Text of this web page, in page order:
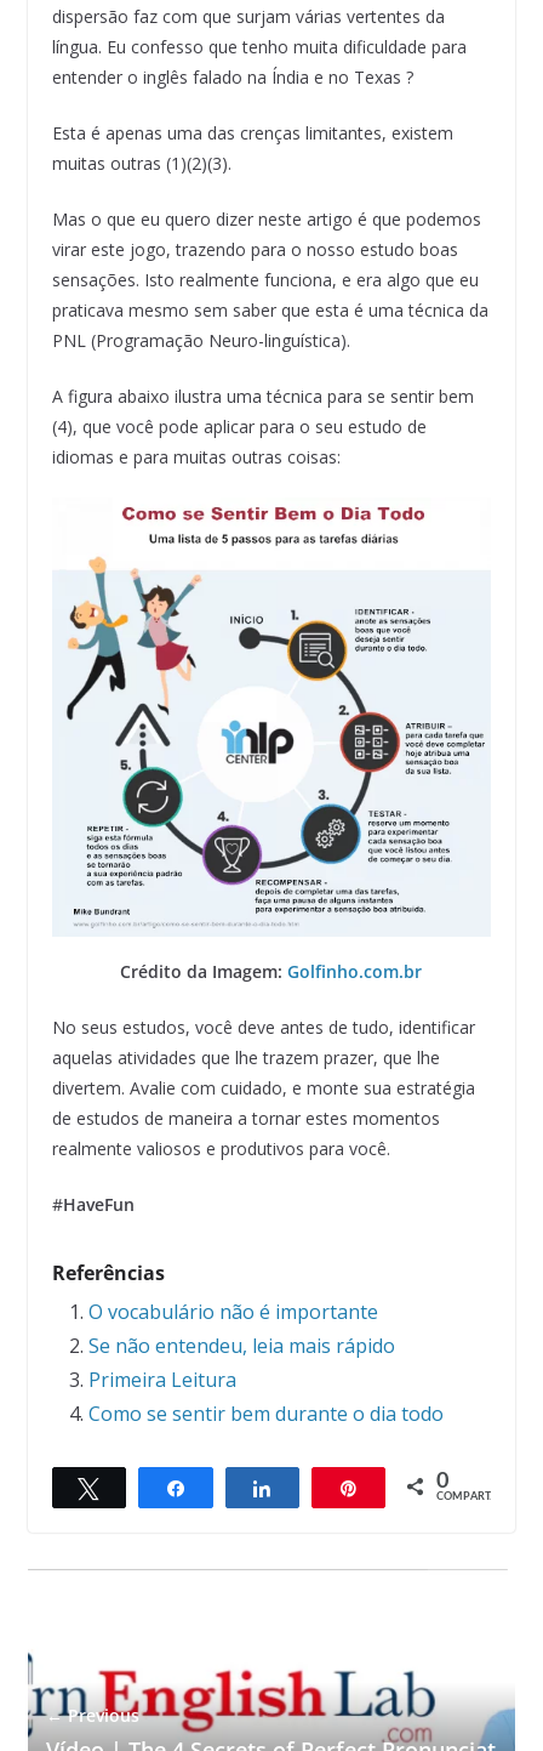
dispersão faz com que surjam várias vertentes da
língua. Eu confesso que tenho muita dificuldade para
entender o inglês falado na Índia e no Texas ?
Esta é apenas uma das crenças limitantes, existem
muitas outras (1)(2)(3).
Mas o que eu quero dizer neste artigo é que podemos
virar este jogo, trazendo para o nosso estudo boas
sensações. Isto realmente funciona, e era algo que eu
praticava mesmo sem saber que esta é uma técnica da
PNL (Programação Neuro-linguística).
A figura abaixo ilustra uma técnica para se sentir bem
(4), que você pode aplicar para o seu estudo de
idiomas e para muitas outras coisas:
Crédito da Imagem: Golfinho.com.br
No seus estudos, você deve antes de tudo, identificar
aquelas atividades que lhe trazem prazer, que lhe
divertem. Avalie com cuidado, e monte sua estratégia
de estudos de maneira a tornar estes momentos
realmente valiosos e produtivos para você.
#HaveFun
Referências
O vocabulário não é importante
Se não entendeu, leia mais rápido
Primeira Leitura
Como se sentir bem durante o dia todo
Compartilhar Compartilhar 0
COMPART.
← Previous